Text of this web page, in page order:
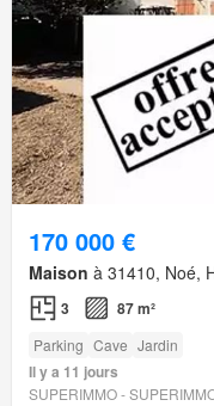
170 000 €
Maison à 31410, Noé,
3 87 m²
Parking Cave Jardin
Il y a 11 jours
SUPERIMMO -